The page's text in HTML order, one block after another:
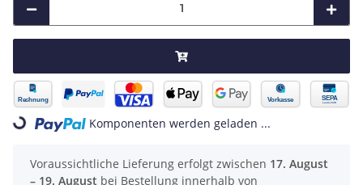
Loading... Komponenten werden geladen ...
Voraussichtliche Lieferung erfolgt zwischen 17. August
– 19. August bei Bestellung innerhalb von